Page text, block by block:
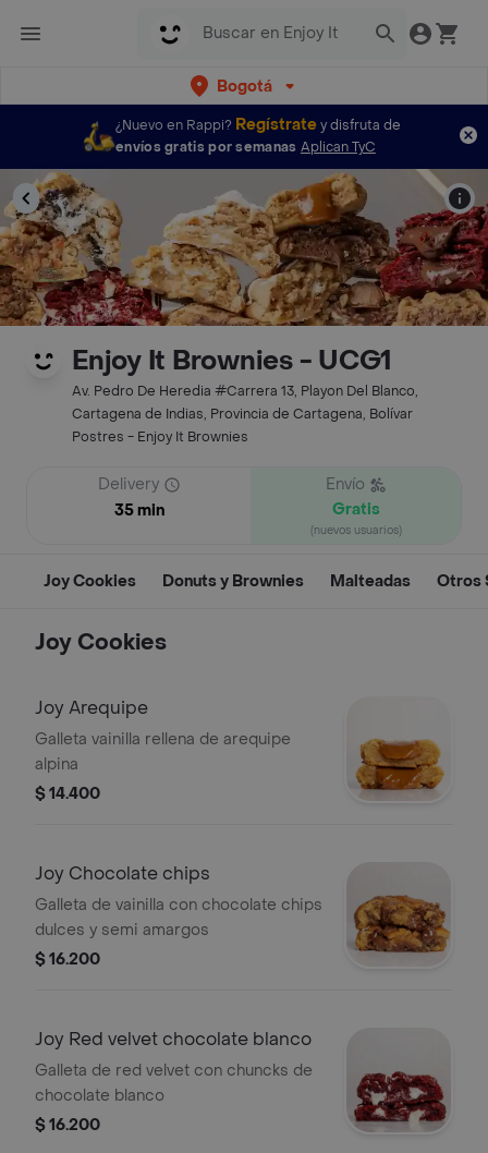
Bogotá
¿Nuevo en Rappi? Regístratey disfruta de
envíos gratis por semanas Aplican TyC
Enjoy It Brownies - UCG1
Av. Pedro De Heredia #Carrera 13, Playon Del Blanco,
Cartagena de Indias, Provincia de Cartagena, Bolívar
Postres - Enjoy It Brownies
Delivery
35 min
Envío
Gratis
(nuevos usuarios)
Joy Cookies Donuts y Brownies Malteadas Otros
Joy Cookies
Joy Arequipe
Galleta vainilla rellena de arequipe
alpina
$ 14.400
Joy Chocolate chips
Galleta de vainilla con chocolate chips
dulces y semi amargos
$ 16.200
Joy Red velvet chocolate blanco
Galleta de red velvet con chuncks de
chocolate blanco
$ 16.200